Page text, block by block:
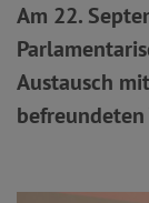
Am 22.
Austausch
befreundeten